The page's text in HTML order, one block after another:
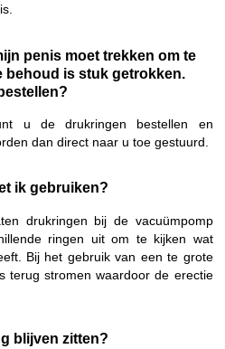
penis moet trekken om te
behoud is stuk getrokken.
u de drukringen bestellen en
dan direct naar u toe gestuurd.
ik gebruiken?
drukringen bij de vacuümpomp
ringen uit om te kijken wat
Bij het gebruik van een te grote
terug stromen waardoor de erectie
blijven zitten?